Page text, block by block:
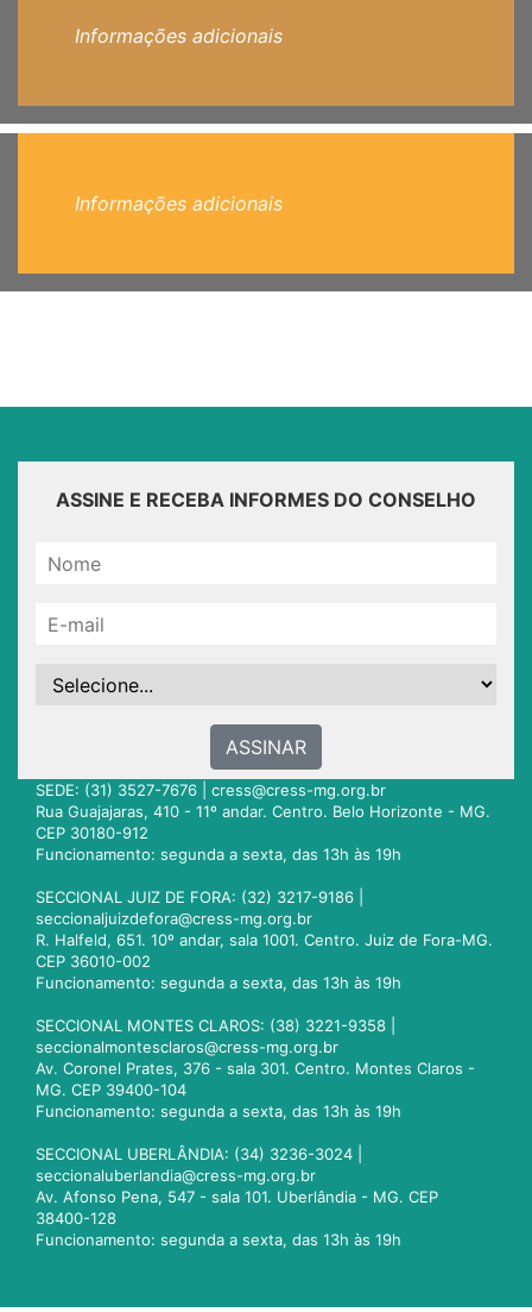
Informações adicionais
Informações adicionais
ASSINE E RECEBA INFORMES DO CONSELHO
ASSINAR
SEDE: (31) 3527-7676 | cress@cress-mg.org.br
Rua Guajajaras, 410 - 11º andar. Centro. Belo Horizonte - MG.
CEP 30180-912
Funcionamento: segunda a sexta, das 13h às 19h
SECCIONAL JUIZ DE FORA: (32) 3217-9186 |
seccionaljuizdefora@cress-mg.org.br
R. Halfeld, 651. 10º andar, sala 1001. Centro. Juiz de Fora-MG.
CEP 36010-002
Funcionamento: segunda a sexta, das 13h às 19h
SECCIONAL MONTES CLAROS: (38) 3221-9358 |
seccionalmontesclaros@cress-mg.org.br
Av. Coronel Prates, 376 - sala 301. Centro. Montes Claros -
MG. CEP 39400-104
Funcionamento: segunda a sexta, das 13h às 19h
SECCIONAL UBERLÂNDIA: (34) 3236-3024 |
seccionaluberlandia@cress-mg.org.br
Av. Afonso Pena, 547 - sala 101. Uberlândia - MG. CEP
38400-128
Funcionamento: segunda a sexta, das 13h às 19h